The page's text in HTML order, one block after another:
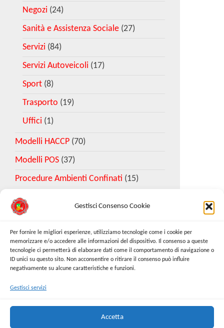
Gestisci Consenso Cookie
Per fornire le migliori esperienze, utilizziamo tecnologie come i cookie per
memorizzare e/o accedere alle informazioni del dispositivo. Il consenso a queste
tecnologie ci permetterà di elaborare dati come il comportamento di navigazione o
ID unici su questo sito. Non acconsentire o ritirare il consenso può influire
negativamente su alcune caratteristiche e funzioni.
Gestisci servizi
Accetta
Negozi (24)
Sanità e Assistenza Sociale (27)
Servizi (84)
Servizi Autoveicoli (17)
Sport (8)
Trasporto (19)
Uffici (1)
Modelli HACCP (70)
Modelli POS (37)
Procedure Ambienti Confinati (15)
Richiedi Modello